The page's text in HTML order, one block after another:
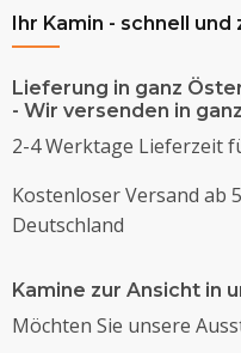
Ihr Kamin - schnell
Lieferung in ganz
- Wir versenden in
2-4 Werktage Lieferzeit
Kostenloser Versand ab
Deutschland
Kamine zur Ansicht in
Möchten Sie unsere